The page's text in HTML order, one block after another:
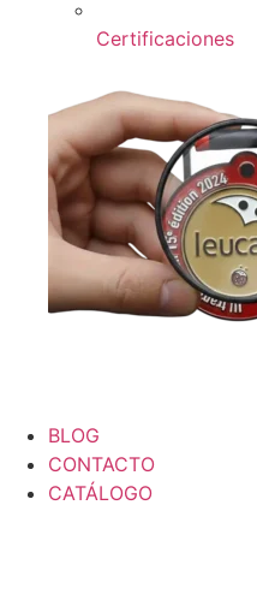
Certificaciones
BLOG
CONTACTO
CATÁLOGO